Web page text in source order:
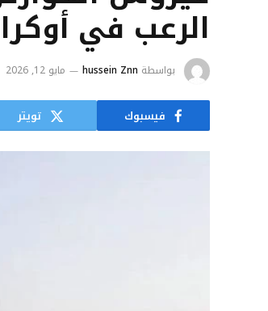
الرعب في
بواسطة hussein Znn مايو 12, 2026
فيسبوك تويتر